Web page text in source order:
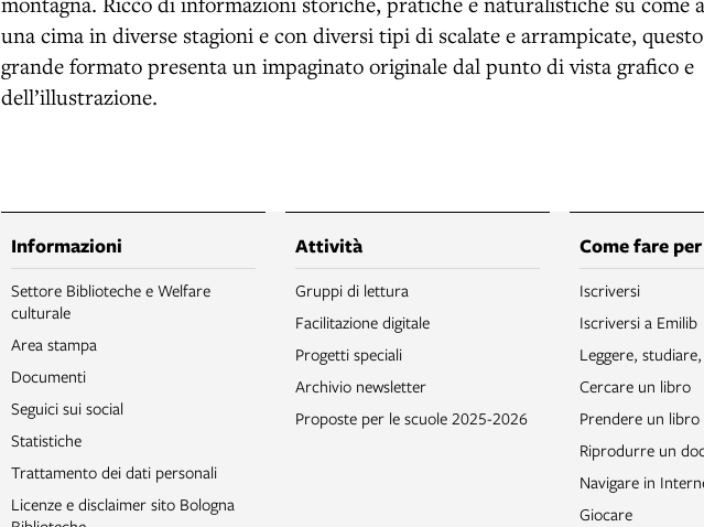
una cima in diverse stagioni e con diversi tipi di scalate e arrampicate,
grande formato presenta un impaginato originale dal punto di vista grafico e
dell’illustrazione.
Informazioni
Settore Biblioteche e Welfare
culturale
Area stampa
Documenti
Seguici sui social
Statistiche
Trattamento dei dati personali
Licenze e disclaimer sito Bologna
Attività
Gruppi di lettura
Facilitazione digitale
Progetti speciali
Archivio newsletter
Proposte per le scuole 2025-2026
Come fare per
Iscriversi
Iscriversi a Emilib
Leggere,
Cercare un libro
Prendere un
Riprodurre un
Navigare in
Giocare